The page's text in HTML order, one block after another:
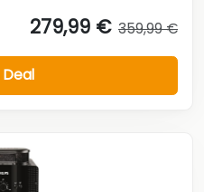
279,99 € 359,99 €
Deal